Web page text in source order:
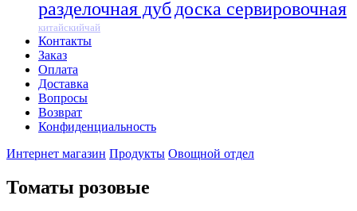
разделочная дуб доска сервировочная
китайскийчай
Контакты
Заказ
Оплата
Доставка
Вопросы
Возврат
Конфиденциальность
Интернет магазин Продукты Овощной отдел
Томаты розовые